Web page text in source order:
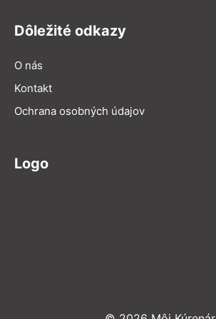
Dôležité odkazy
O nás
Kontakt
Ochrana osobných údajov
Logo